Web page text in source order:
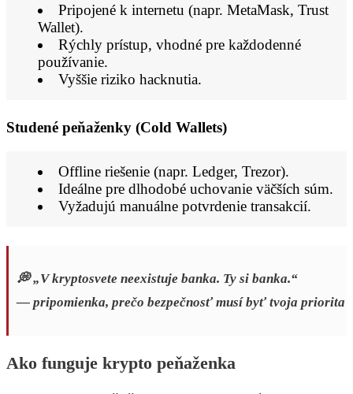
Pripojené k internetu (napr. MetaMask, Trust
Wallet).
Rýchly prístup, vhodné pre každodenné
používanie.
Vyššie riziko hacknutia.
Studené peňaženky (Cold Wallets)
Offline riešenie (napr. Ledger, Trezor).
Ideálne pre dlhodobé uchovanie väčších súm.
Vyžadujú manuálne potvrdenie transakcií.
💭„V kryptosvete neexistuje banka. Ty si banka.“
— pripomienka, prečo bezpečnosť musí byť tvoja priorita
Ako funguje krypto peňaženka